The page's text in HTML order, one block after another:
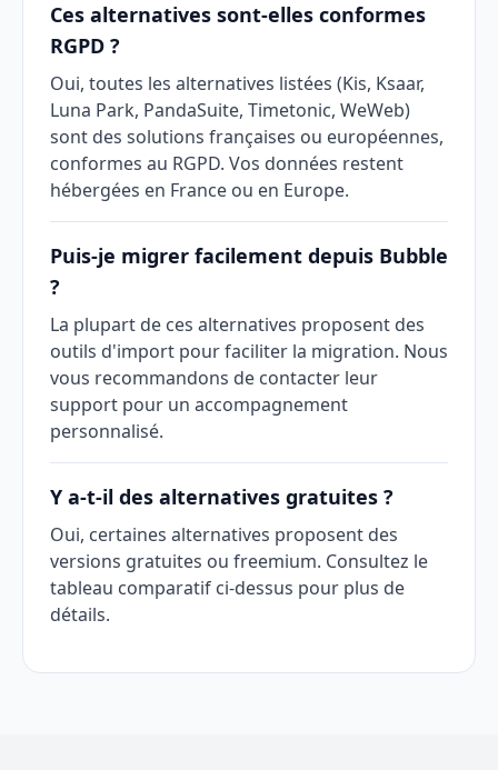
Ces alternatives sont-elles conformes
RGPD ?
Oui, toutes les alternatives listées (Kis, Ksaar,
Luna Park, PandaSuite, Timetonic, WeWeb)
sont des solutions françaises ou européennes,
conformes au RGPD. Vos données restent
hébergées en France ou en Europe.
Puis-je migrer facilement depuis Bubble
?
La plupart de ces alternatives proposent des
outils d'import pour faciliter la migration. Nous
vous recommandons de contacter leur
support pour un accompagnement
personnalisé.
Y a-t-il des alternatives gratuites ?
Oui, certaines alternatives proposent des
versions gratuites ou freemium. Consultez le
tableau comparatif ci-dessus pour plus de
détails.